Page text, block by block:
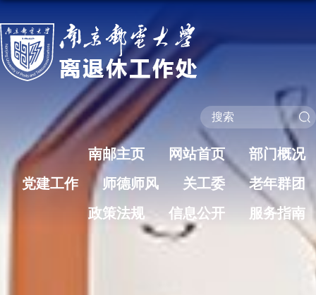
南邮主页 网站首页
部门概况
党建工作
师德师风 关工委
老年群团
政策法规
信息公开 服务指南